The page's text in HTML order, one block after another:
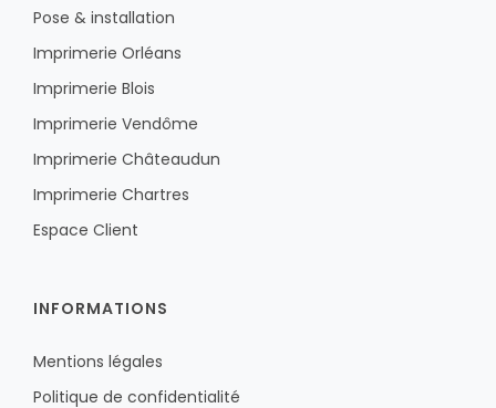
Pose & installation
Imprimerie Orléans
Imprimerie Blois
Imprimerie Vendôme
Imprimerie Châteaudun
Imprimerie Chartres
Espace Client
INFORMATIONS
Mentions légales
Politique de confidentialité